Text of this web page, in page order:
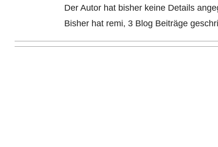
Der Autor hat bisher keine Details
Bisher hat remi, 3 Blog Beiträge